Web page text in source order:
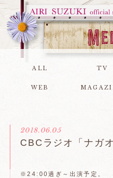
ALL TV
WEB
2018.06.05
CBCラジオ「ナガ
※24:00過ぎ～出演予定。